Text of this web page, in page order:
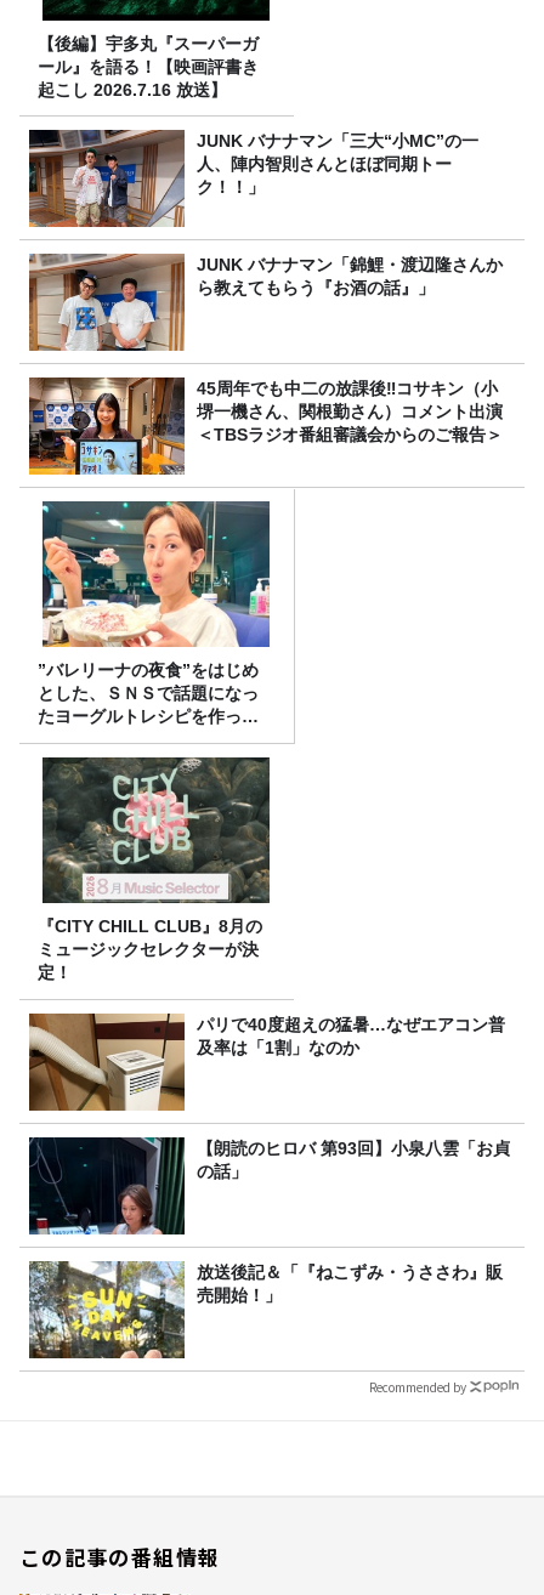
【後編】宇多丸『スーパーガ
ール』を語る！【映画評書き
起こし 2026.7.16 放送】
JUNK バナナマン「三大“小MC”の一
人、陣内智則さんとほぼ同期トー
ク！！」
JUNK バナナマン「錦鯉・渡辺隆さんか
ら教えてもらう『お酒の話』」
45周年でも中二の放課後‼コサキン（小
堺一機さん、関根勤さん）コメント出演
＜TBSラジオ番組審議会からのご報告＞
”バレリーナの夜食”をはじめ
とした、ＳＮＳで話題になっ
たヨーグルトレシピを作って
みた！
『CITY CHILL CLUB』8月の
ミュージックセレクターが決
定！
パリで40度超えの猛暑…なぜエアコン普
及率は「1割」なのか
【朗読のヒロバ 第93回】小泉八雲「お貞
の話」
放送後記＆「『ねこずみ・うささわ』販
売開始！」
Recommended by
この記事の番組情報